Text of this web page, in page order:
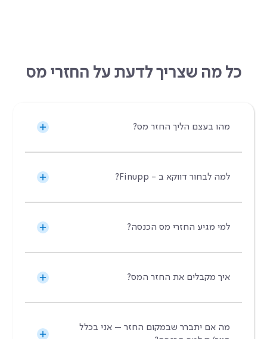
כל מה שצריך לדעת על החזרי מס
מהו בעצם הליך החזר מס?
למה לבחור דווקא ב - Finupp?
למי מגיע החזרי מס הכנסה?
איך מקבלים את החזר המס?
מה אם יתברר שבמקום החזר – אני בכלל